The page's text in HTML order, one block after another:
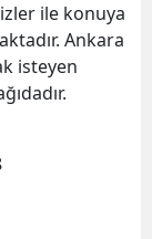
ile konuya
Ankara
isteyen